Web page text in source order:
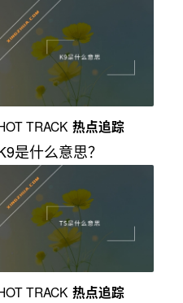
TRACK 热点追踪
是什么意思？
TRACK 热点追踪